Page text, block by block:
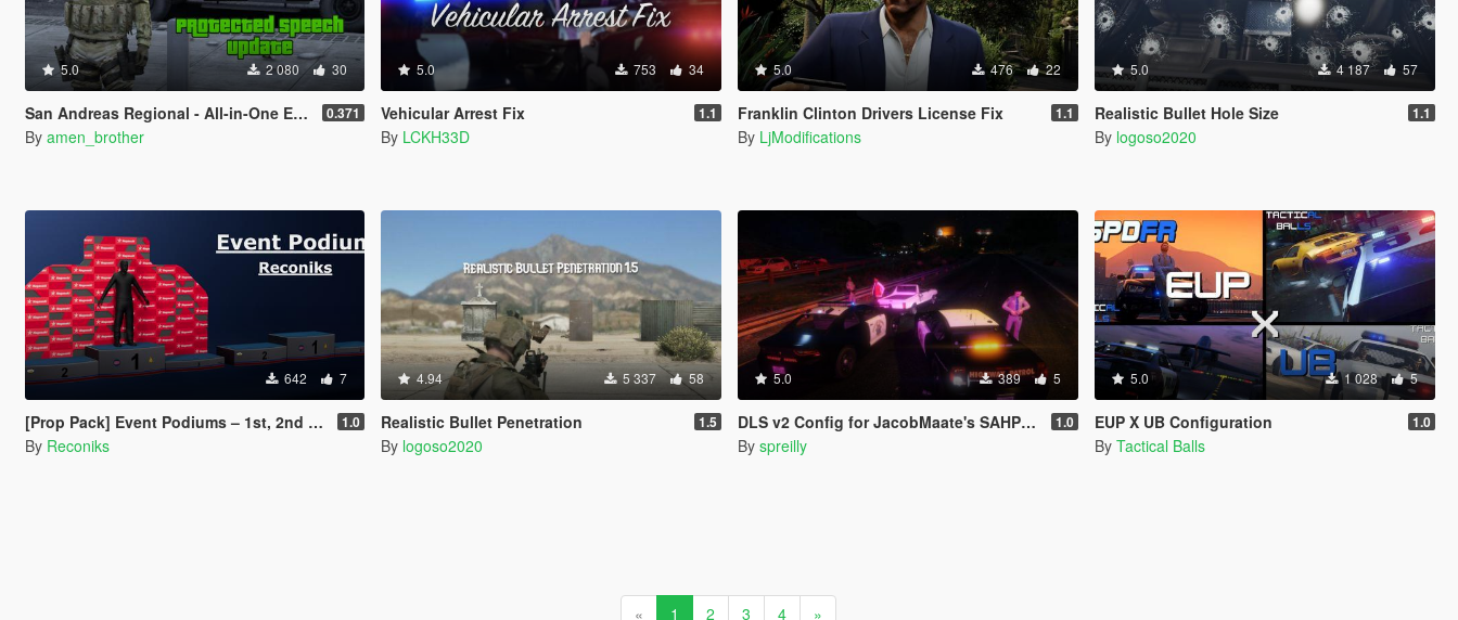
5.0 2 080 30
San Andreas Regional - All-in-One Emergency Pack [BETA] [OIV] 0.371
By amen_brother
5.0 753 34
Vehicular Arrest Fix 1.1
By LCKH33D
5.0 476 22
Franklin Clinton Drivers License Fix 1.1
By LjModifications
5.0 4 187 57
Realistic Bullet Hole Size 1.1
By logoso2020
642 7
[Prop Pack] Event Podiums – 1st, 2nd & 3rd Place (FiveM & SP) 1.0
By Reconiks
4.94 5 337 58
Realistic Bullet Penetration 1.5
By logoso2020
5.0 389 5
DLS v2 Config for JacobMaate's SAHP Pack 1.0
By spreilly
5.0 1 028 5
EUP X UB Configuration 1.0
By Tactical Balls
« 1 2 3 4 »